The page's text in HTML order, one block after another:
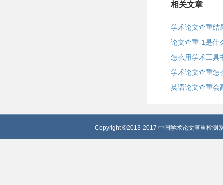
相关文章
学术论文查重结
论文查重-1是什
怎么用学术工具
学术论文查重怎
英语论文查重会
Copyright ©2013-2017 中国学术论文查重检